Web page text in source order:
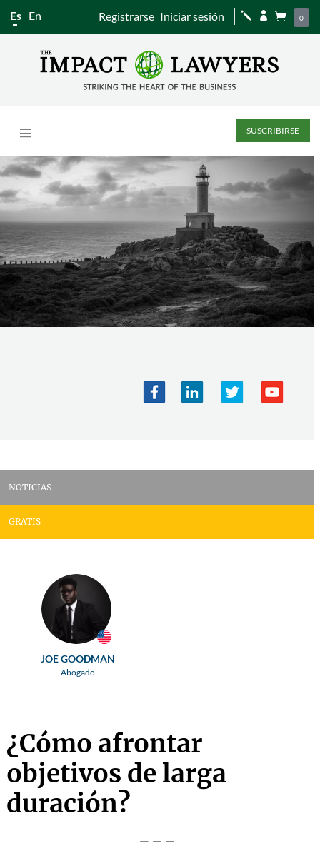
Es En Registrarse Iniciar sesión j   0
SUSCRIBIRSE
NOTICIAS
GRATIS
JOE GOODMAN
Abogado
¿Cómo afrontar
objetivos de larga
duración?
---